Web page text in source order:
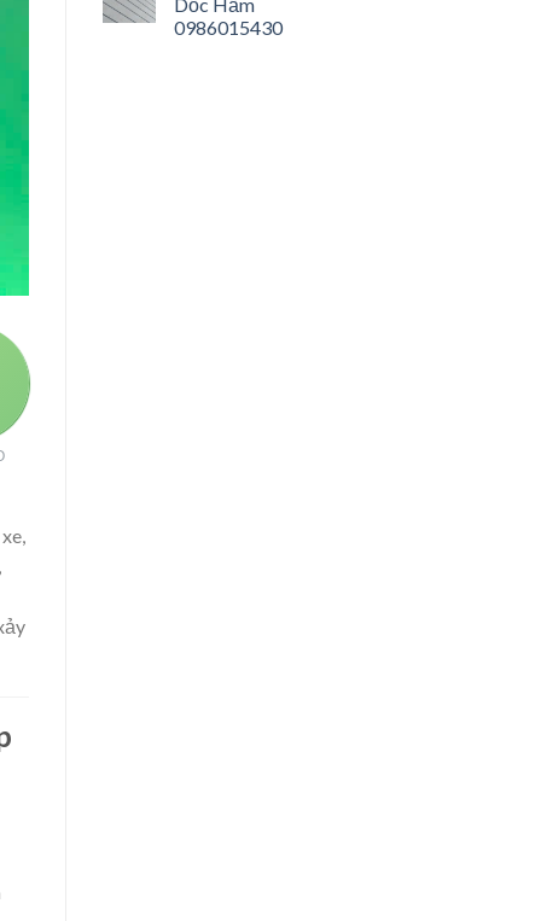
0986015430